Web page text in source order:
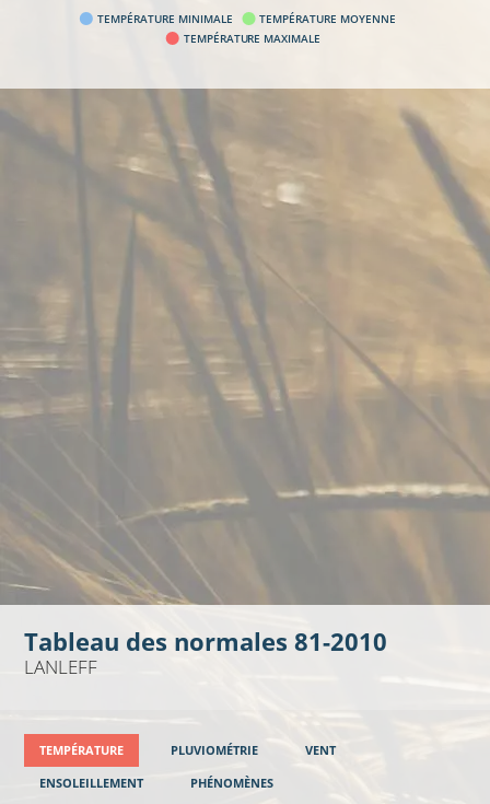
TEMPÉRATURE MINIMALE
TEMPÉRATURE MOYENNE
TEMPÉRATURE MAXIMALE
Tableau des normales 81-2010
LANLEFF
TEMPÉRATURE PLUVIOMÉTRIE VENT
ENSOLEILLEMENT PHÉNOMÈNES